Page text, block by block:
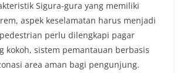
Sigura-gura yang memiliki
aspek keselamatan harus menjadi
perlu dilengkapi pagar
kokoh, sistem pemantauan berbasis
area aman bagi pengunjung.